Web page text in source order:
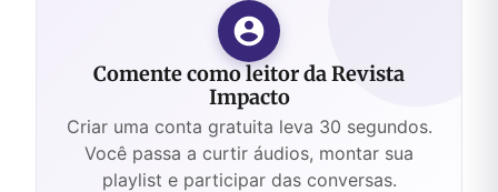
Comente como leitor da Revista
Impacto
Criar uma conta gratuita leva 30 segundos.
Você passa a curtir áudios, montar sua
playlist e participar das conversas.